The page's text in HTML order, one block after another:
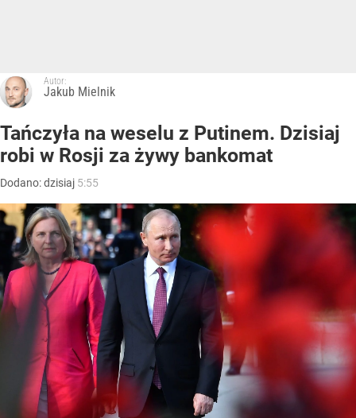
Autor:
Jakub Mielnik
Tańczyła na weselu z Putinem. Dzisiaj
robi w Rosji za żywy bankomat
Dodano:dzisiaj 5:55